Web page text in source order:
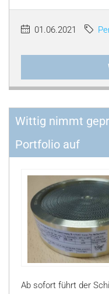
01.06.2021
Wittig nimmt
Portfolio auf
Ab sofort führt der